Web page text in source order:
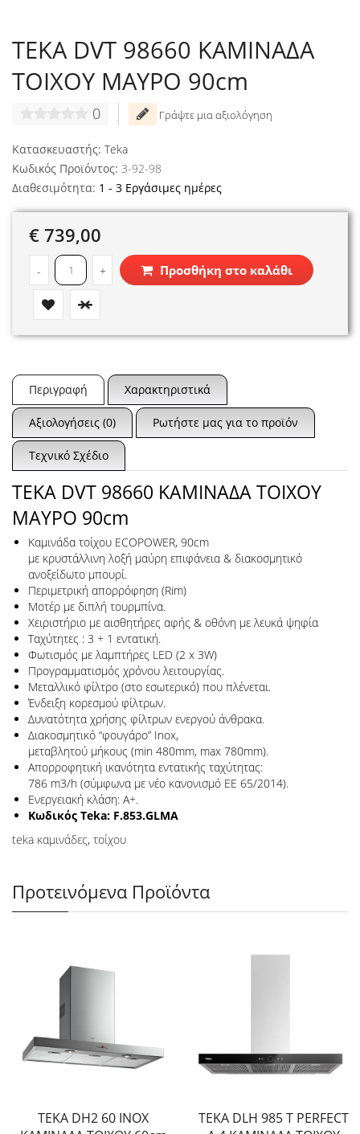
TEKA DVT 98660 ΚΑΜΙΝΑΔΑ
ΤΟΙΧΟΥ ΜΑΥΡΟ 90cm
0 Γράψτε μια αξιολόγηση
Κατασκευαστής: Teka
Κωδικός Προϊόντος: 3-92-98
Διαθεσιμότητα: 1 - 3 Εργάσιμες ημέρες
€ 739,00
- + Προσθήκη στο καλάθι
Περιγραφή Χαρακτηριστικά
Αξιολογήσεις (0) Ρωτήστε μας για το προϊόν
Τεχνικό Σχέδιο
TEKA DVT 98660 ΚΑΜΙΝΑΔΑ ΤΟΙΧΟΥ
ΜΑΥΡΟ 90cm
Καμινάδα τοίχου ECOPOWER, 90cm
με κρυστάλλινη λοξή μαύρη επιφάνεια & διακοσμητικό
ανοξείδωτο μπουρί.
Περιμετρική απορρόφηση (Rim)
Μοτέρ με διπλή τουρμπίνα.
Χειριστήριο με αισθητήρες αφής & οθόνη με λευκά ψηφία
Ταχύτητες : 3 + 1 εντατική.
Φωτισμός με λαμπτήρες LED (2 x 3W)
Προγραμματισμός χρόνου λειτουργίας.
Μεταλλικό φίλτρο (στο εσωτερικό) που πλένεται.
Ένδειξη κορεσμού φίλτρων.
Δυνατότητα χρήσης φίλτρων ενεργού άνθρακα.
Διακοσμητικό “φουγάρο” Inox,
μεταβλητού μήκους (min 480mm, max 780mm).
Απορροφητική ικανότητα εντατικής ταχύτητας:
786 m3/h (σύμφωνα με νέο κανονισμό ΕΕ 65/2014).
Ενεργειακή κλάση: A+.
Κωδικός Teka: F.853.GLΜΑ
teka καμινάδες, τοίχου
Προτεινόμενα Προϊόντα
TEKA DH2 60 INOX
TEKA DLH 985 T PERFECT